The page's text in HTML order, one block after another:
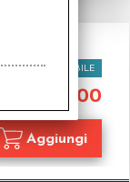
DISPONIBILE
50,00